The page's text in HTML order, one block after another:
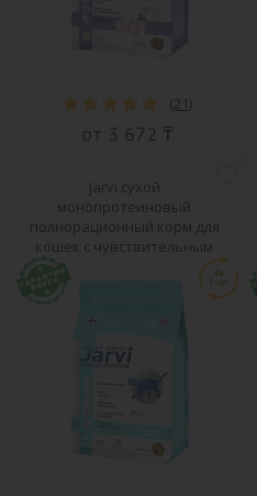
(21)
от 3 672 ₸
Jarvi сухой
монопротеиновый
полнорационный корм для
кошек с чувствительным